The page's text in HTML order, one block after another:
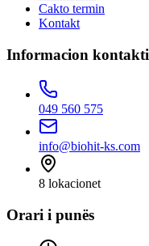
Cakto termin
Kontakt
Informacion kontakti
049 560 575
info@biohit-ks.com
8 lokacionet
Orari i punës